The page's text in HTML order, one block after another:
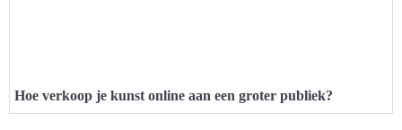
Hoe verkoop je kunst online aan een groter publiek?